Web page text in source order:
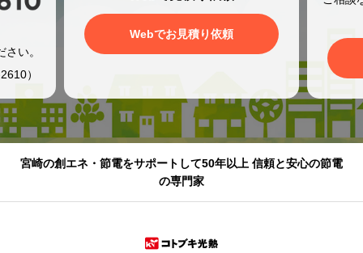
い。
）
Webでお見積り依頼
宮崎の創エネ・節電をサポートして50年以上 信頼と安心の節電
の専門家